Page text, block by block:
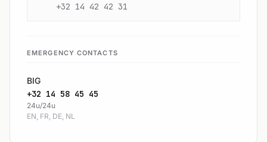
+32 14 42 42 31
EMERGENCY CONTACTS
BIG
+32 14 58 45 45
24u/24u
EN, FR, DE, NL